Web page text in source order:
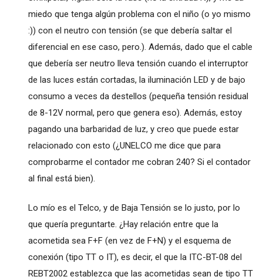
miedo que tenga algún problema con el niño (o yo mismo
:)) con el neutro con tensión (se que debería saltar el
diferencial en ese caso, pero.). Además, dado que el cable
que debería ser neutro lleva tensión cuando el interruptor
de las luces están cortadas, la iluminación LED y de bajo
consumo a veces da destellos (pequeña tensión residual
de 8-12V normal, pero que genera eso). Además, estoy
pagando una barbaridad de luz, y creo que puede estar
relacionado con esto (¿UNELCO me dice que para
comprobarme el contador me cobran 240? Si el contador
al final está bien).
Lo mío es el Telco, y de Baja Tensión se lo justo, por lo
que quería preguntarte. ¿Hay relación entre que la
acometida sea F+F (en vez de F+N) y el esquema de
conexión (tipo TT o IT), es decir, el que la ITC-BT-08 del
REBT2002 establezca que las acometidas sean de tipo TT